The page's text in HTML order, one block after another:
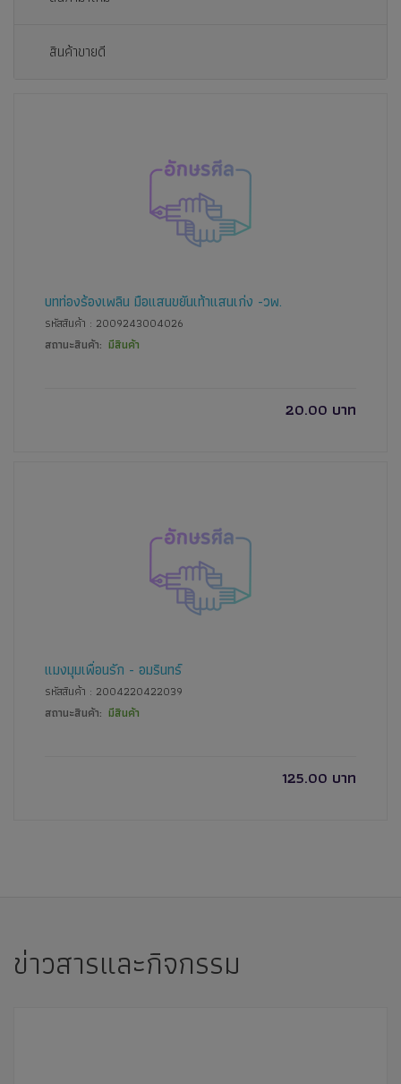
สินค้าขายดี
บทท่องร้องเพลิน มือแสนขยันเท้าแสนเก่ง -วพ.
รหัสสินค้า : 2009243004026
สถานะสินค้า: มีสินค้า
20.00 บาท
แมงมุมเพื่อนรัก - อมรินทร์
รหัสสินค้า : 2004220422039
สถานะสินค้า: มีสินค้า
125.00 บาท
ข่าวสารและกิจกรรม